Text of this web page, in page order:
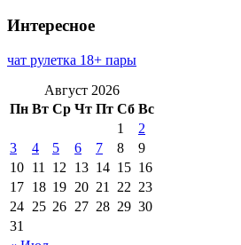
Интересное
чат рулетка 18+ пары
Август 2026
Пн Вт Ср Чт Пт Сб Вс
1
2
3
4 5 6 7 8
9
10 11 12 13 14 15 16
17 18 19 20 21 22 23
24 25 26 27 28 29 30
31